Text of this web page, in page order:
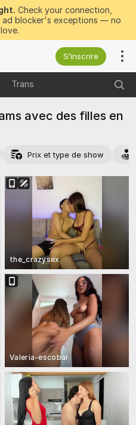
Check your connection,
ad blocker's exceptions — no
S’inscrire
Trans
avec des filles en
Prix et type de show
the_crazysex
Valeria-escobar